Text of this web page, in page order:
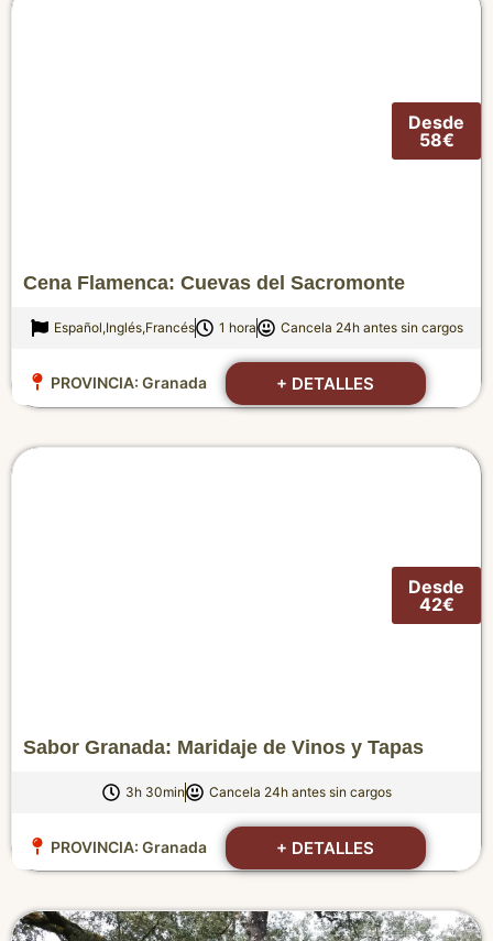
Desde
58€
Cena Flamenca: Cuevas del Sacromonte
Español,Inglés,Francés 1 hora Cancela 24h antes sin cargos
PROVINCIA: Granada + DETALLES
Desde
42€
Sabor Granada: Maridaje de Vinos y Tapas
3h 30min Cancela 24h antes sin cargos
PROVINCIA: Granada + DETALLES